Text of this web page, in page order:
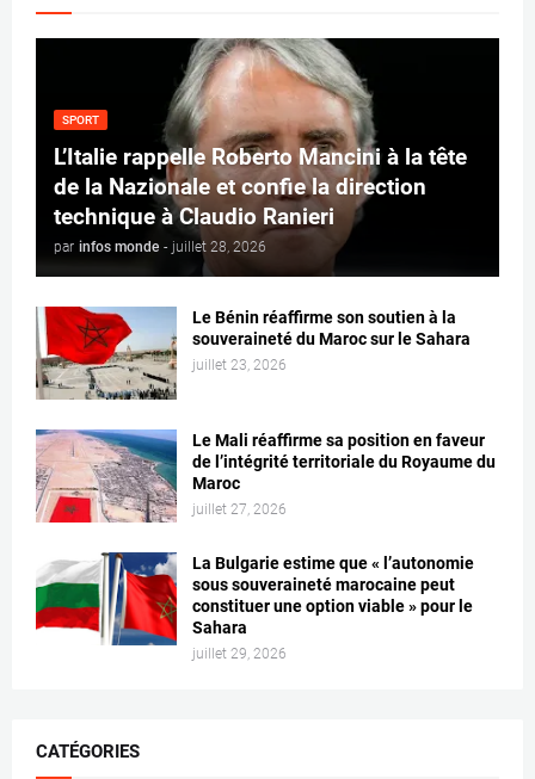
SPORT
L’Italie rappelle Roberto Mancini à la tête
de la Nazionale et confie la direction
technique à Claudio Ranieri
par infos monde - juillet 28, 2026
Le Bénin réaffirme son soutien à la
souveraineté du Maroc sur le Sahara
juillet 23, 2026
Le Mali réaffirme sa position en faveur
de l’intégrité territoriale du Royaume du
Maroc
juillet 27, 2026
La Bulgarie estime que « l’autonomie
sous souveraineté marocaine peut
constituer une option viable » pour le
Sahara
juillet 29, 2026
CATÉGORIES